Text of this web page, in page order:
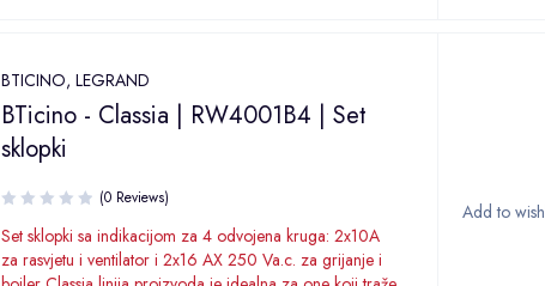
BTICINO,LEGRAND
BTicino - Classia | RW4001B4 | Set
sklopki
(0 Reviews)
Set sklopki sa indikacijom za 4 odvojena kruga: 2x10A
za rasvjetu i ventilator i 2x16 AX 250 Va.c. za grijanje i